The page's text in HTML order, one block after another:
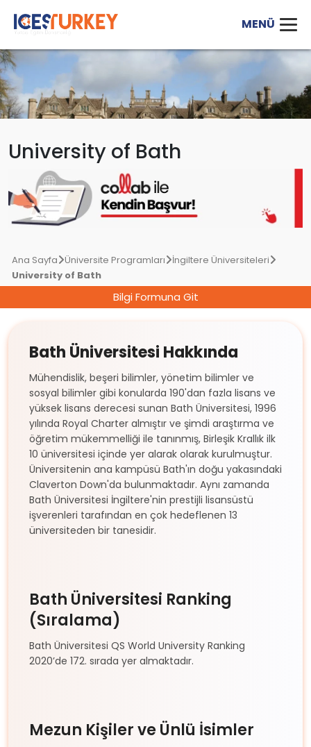
University of Bath
Ana Sayfa Üniversite Programları
İngiltere Üniversiteleri
University of Bath
Bilgi Formuna Git
Bath Üniversitesi Hakkında
Mühendislik, beşeri bilimler, yönetim bilimler ve
sosyal bilimler gibi konularda 190'dan fazla lisans ve
yüksek lisans derecesi sunan Bath Üniversitesi, 1996
yılında Royal Charter almıştır ve şimdi araştırma ve
öğretim mükemmelliği ile tanınmış, Birleşik Krallık ilk
10 üniversitesi içinde yer alarak olarak kurulmuştur.
Üniversitenin ana kampüsü Bath'ın doğu yakasındaki
Claverton Down'da bulunmaktadır. Aynı zamanda
Bath Üniversitesi İngiltere'nin prestijli lisansüstü
işverenleri tarafından en çok hedeflenen 13
üniversiteden bir tanesidir.
Bath Üniversitesi Ranking
(Sıralama)
Bath Üniversitesi QS World University Ranking
2020’de 172. sırada yer almaktadır.
Mezun Kişiler ve Ünlü İsimler